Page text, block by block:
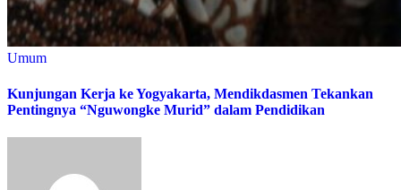
Umum
Kunjungan Kerja ke Yogyakarta, Mendikdasmen Tekankan
Pentingnya “Nguwongke Murid” dalam Pendidikan